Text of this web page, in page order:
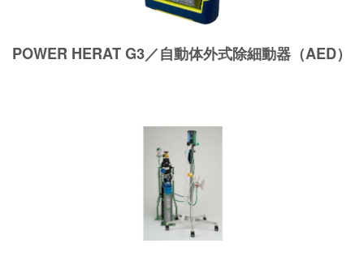
POWER HERAT G3／自動体外式除細動器（AED）